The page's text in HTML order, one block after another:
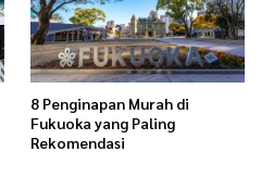
8 Penginapan Murah di
Fukuoka yang Paling
Rekomendasi